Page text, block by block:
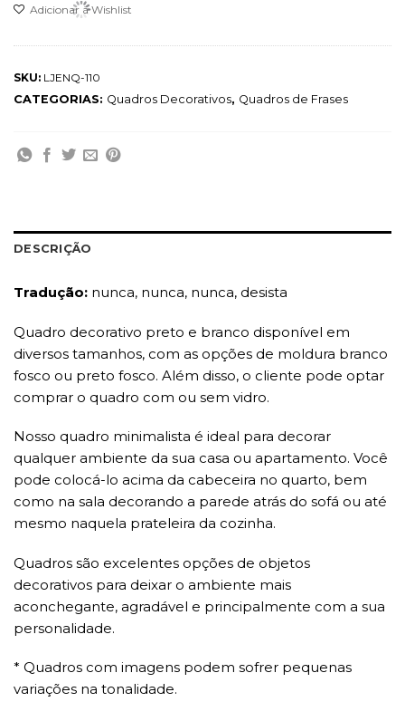
Adicionar à Wishlist
SKU: LJENQ-110
CATEGORIAS: Quadros Decorativos, Quadros de Frases
DESCRIÇÃO
Tradução: nunca, nunca, nunca, desista
Quadro decorativo preto e branco disponível em
diversos tamanhos, com as opções de moldura branco
fosco ou preto fosco. Além disso, o cliente pode optar
comprar o quadro com ou sem vidro.
Nosso quadro minimalista é ideal para decorar
qualquer ambiente da sua casa ou apartamento. Você
pode colocá-lo acima da cabeceira no quarto, bem
como na sala decorando a parede atrás do sofá ou até
mesmo naquela prateleira da cozinha.
Quadros são excelentes opções de objetos
decorativos para deixar o ambiente mais
aconchegante, agradável e principalmente com a sua
personalidade.
* Quadros com imagens podem sofrer pequenas
variações na tonalidade.